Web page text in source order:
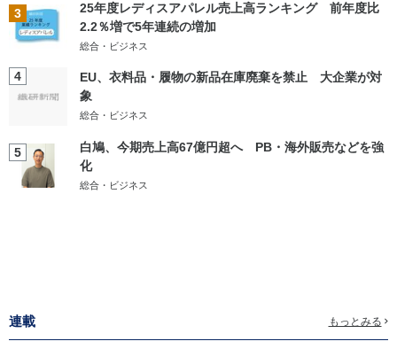
3
25年度レディスアパレル売上高ランキング 前年度比
2.2％増で5年連続の増加
総合・ビジネス
4
EU、衣料品・履物の新品在庫廃棄を禁止 大企業が対
象
総合・ビジネス
5
白鳩、今期売上高67億円超へ PB・海外販売などを強
化
総合・ビジネス
連載 もっとみる